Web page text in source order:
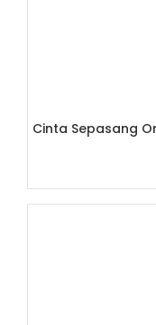
Cinta Sepasang